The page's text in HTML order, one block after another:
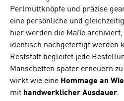
Perlmuttknöpfe und präzise
eine persönliche und
hier werden die Maße
identisch nachgefertigt werden
Reststoff begleitet jede
Manschetten später erneuern
wirkt wie eine Hommage an
mit handwerklicher Ausdauer.